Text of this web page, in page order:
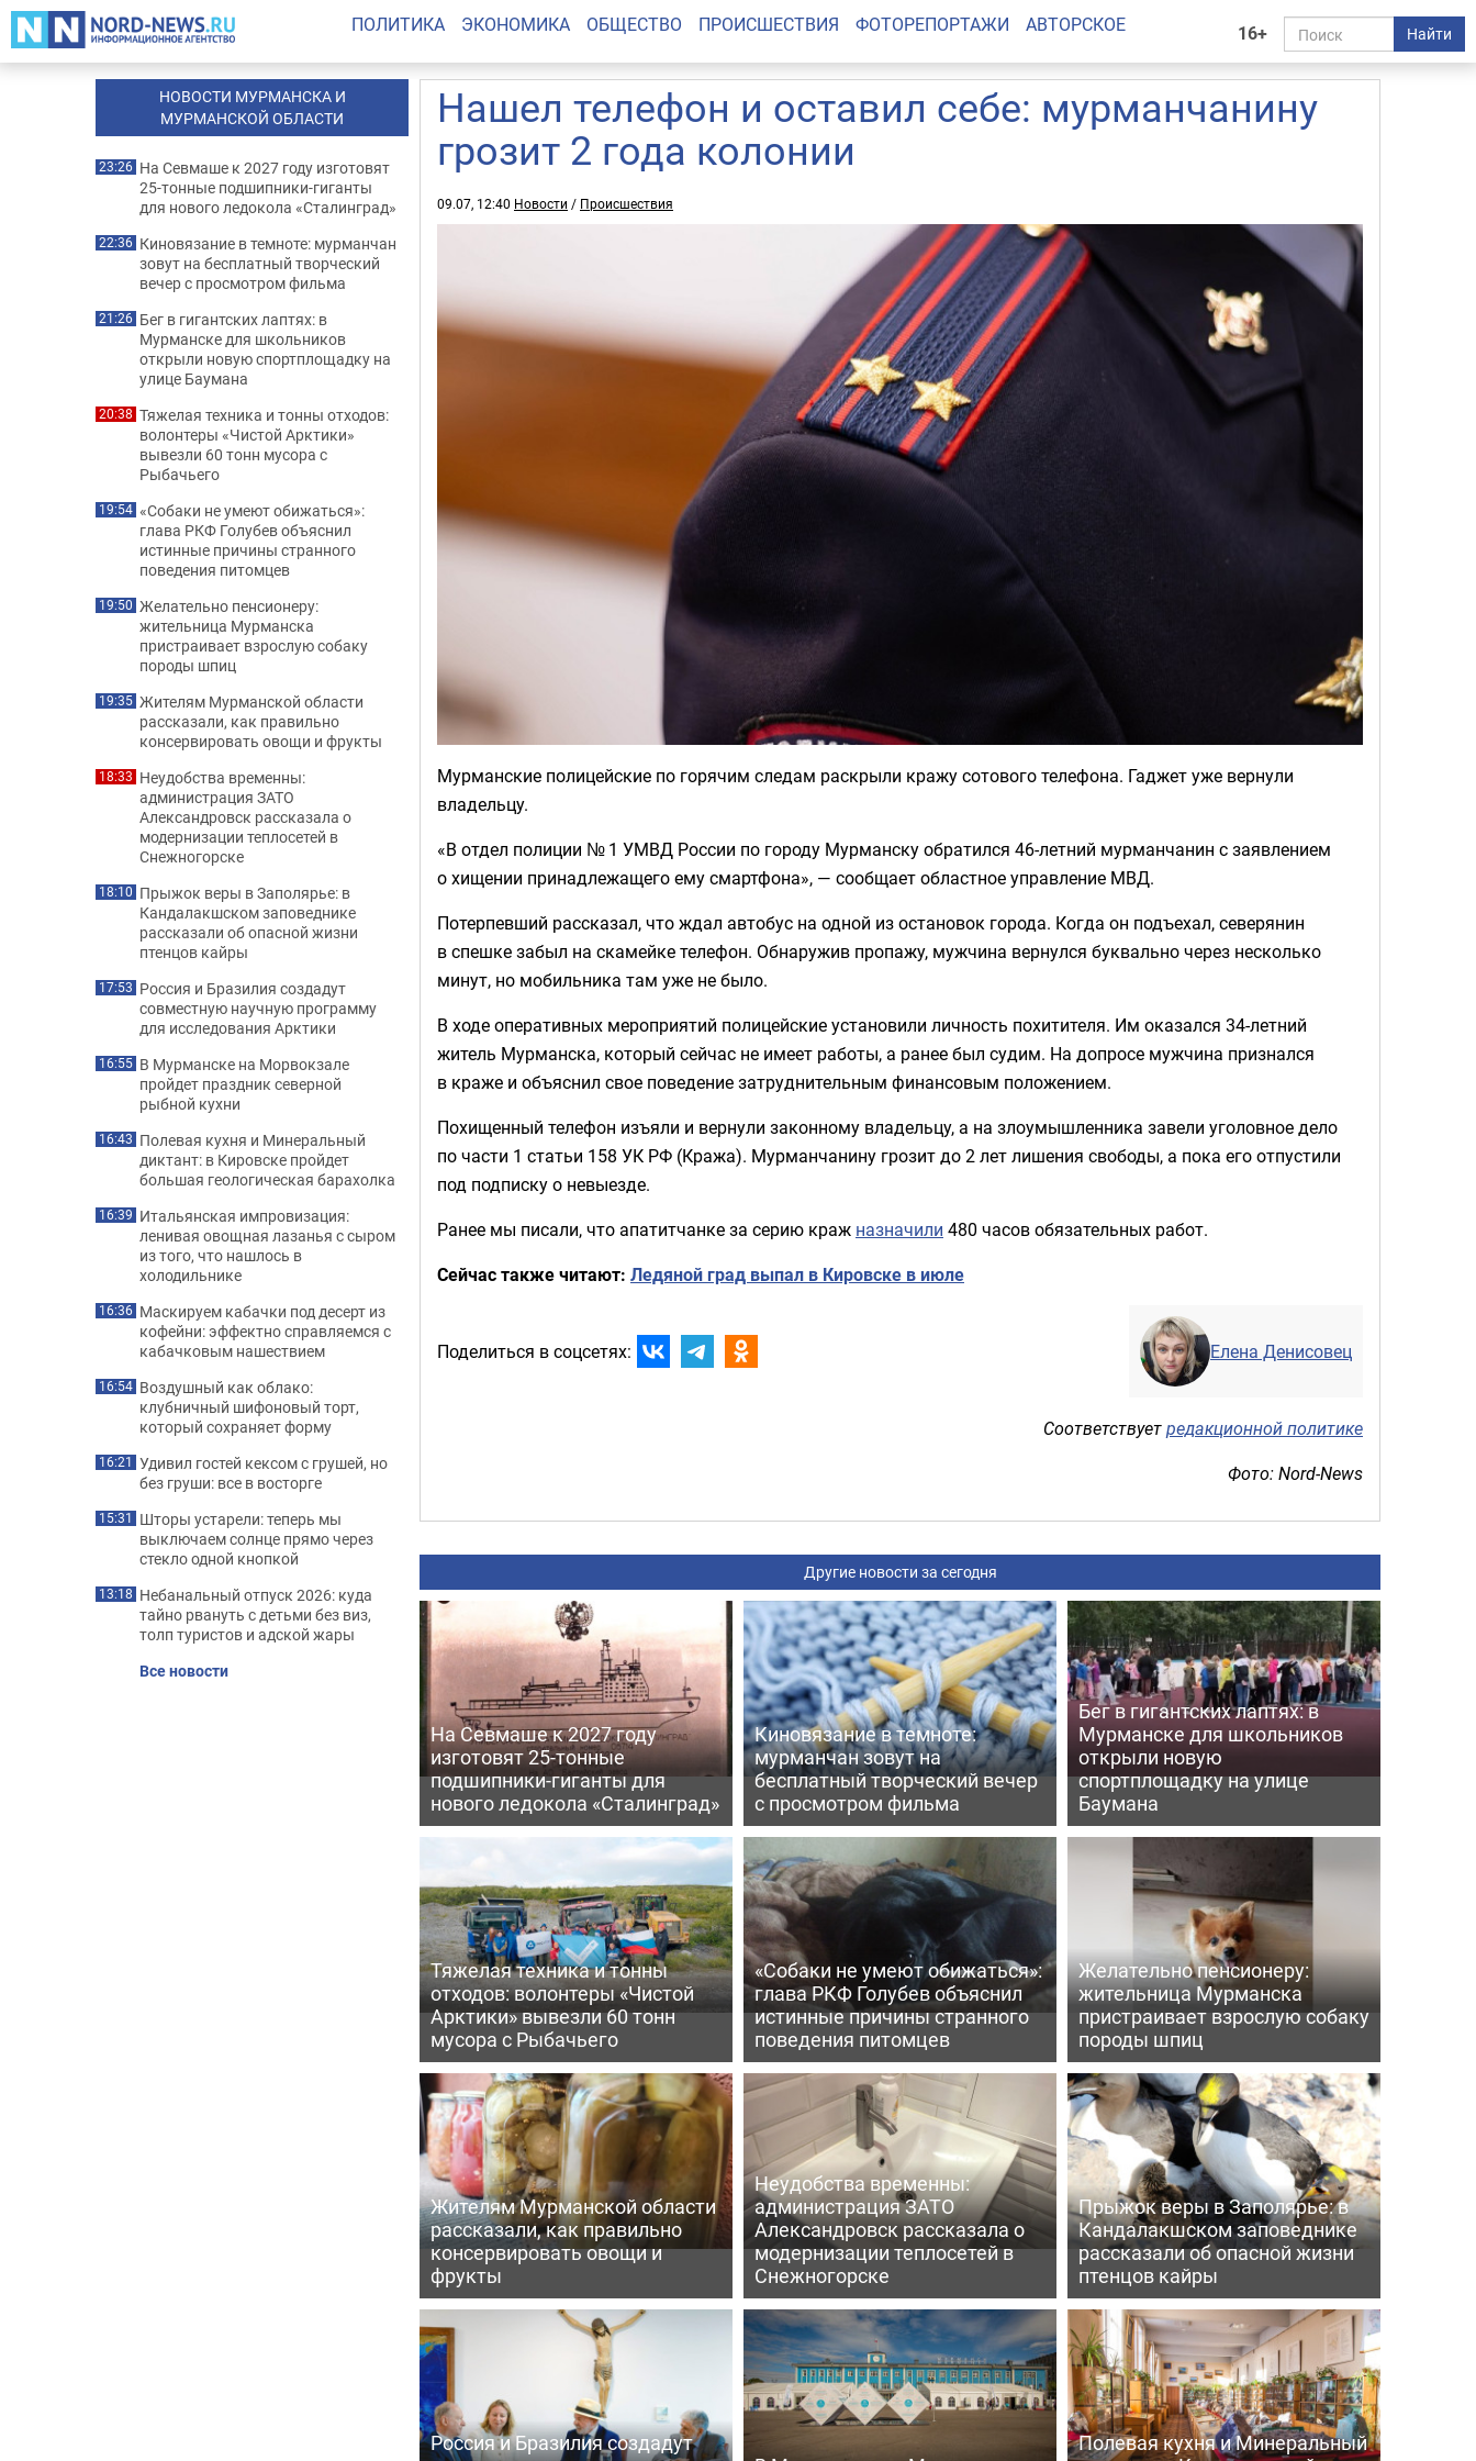
16+ Найти
ПОЛИТИКА ЭКОНОМИКА ОБЩЕСТВО ПРОИСШЕСТВИЯ ФОТОРЕПОРТАЖИ АВТОРСКОЕ
Нашел телефон и оставил себе: мурманчанину
грозит 2 года колонии
09.07, 12:40 Новости / Происшествия
Мурманские полицейские по горячим следам раскрыли кражу сотового телефона. Гаджет уже вернули
владельцу.
«В отдел полиции № 1 УМВД России по городу Мурманску обратился 46-летний мурманчанин с заявлением
о хищении принадлежащего ему смартфона», — сообщает областное управление МВД.
Потерпевший рассказал, что ждал автобус на одной из остановок города. Когда он подъехал, северянин
в спешке забыл на скамейке телефон. Обнаружив пропажу, мужчина вернулся буквально через несколько
минут, но мобильника там уже не было.
В ходе оперативных мероприятий полицейские установили личность похитителя. Им оказался 34-летний
житель Мурманска, который сейчас не имеет работы, а ранее был судим. На допросе мужчина признался
в краже и объяснил свое поведение затруднительным финансовым положением.
Похищенный телефон изъяли и вернули законному владельцу, а на злоумышленника завели уголовное дело
по части 1 статьи 158 УК РФ (Кража). Мурманчанину грозит до 2 лет лишения свободы, а пока его отпустили
под подписку о невыезде.
Ранее мы писали, что апатитчанке за серию краж назначили 480 часов обязательных работ.
Сейчас также читают: Ледяной град выпал в Кировске в июле
Поделиться в соцсетях: Елена Денисовец
Соответствуетредакционной политике
Фото: Nord-News
Другие новости за сегодня
На Севмаше к 2027 году
изготовят 25-тонные
подшипники-гиганты для
нового ледокола «Сталинград»
Киновязание в темноте:
мурманчан зовут на
бесплатный творческий вечер
с просмотром фильма
Бег в гигантских лаптях: в
Мурманске для школьников
открыли новую
спортплощадку на улице
Баумана
Тяжелая техника и тонны
отходов: волонтеры «Чистой
Арктики» вывезли 60 тонн
мусора с Рыбачьего
«Собаки не умеют обижаться»:
глава РКФ Голубев объяснил
истинные причины странного
поведения питомцев
Желательно пенсионеру:
жительница Мурманска
пристраивает взрослую собаку
породы шпиц
Жителям Мурманской области
рассказали, как правильно
консервировать овощи и
фрукты
Неудобства временны:
администрация ЗАТО
Александровск рассказала о
модернизации теплосетей в
Снежногорске
Прыжок веры в Заполярье: в
Кандалакшском заповеднике
рассказали об опасной жизни
птенцов кайры
Россия и Бразилия создадут
Полевая кухня и Минеральный
НОВОСТИ МУРМАНСКА И
МУРМАНСКОЙ ОБЛАСТИ
23:26 На Севмаше к 2027 году изготовят
25-тонные подшипники-гиганты
для нового ледокола «Сталинград»
22:36 Киновязание в темноте: мурманчан
зовут на бесплатный творческий
вечер с просмотром фильма
21:26 Бег в гигантских лаптях: в
Мурманске для школьников
открыли новую спортплощадку на
улице Баумана
20:38 Тяжелая техника и тонны отходов:
волонтеры «Чистой Арктики»
вывезли 60 тонн мусора с
Рыбачьего
19:54 «Собаки не умеют обижаться»:
глава РКФ Голубев объяснил
истинные причины странного
поведения питомцев
19:50 Желательно пенсионеру:
жительница Мурманска
пристраивает взрослую собаку
породы шпиц
19:35 Жителям Мурманской области
рассказали, как правильно
консервировать овощи и фрукты
18:33 Неудобства временны:
администрация ЗАТО
Александровск рассказала о
модернизации теплосетей в
Снежногорске
18:10 Прыжок веры в Заполярье: в
Кандалакшском заповеднике
рассказали об опасной жизни
птенцов кайры
17:53 Россия и Бразилия создадут
совместную научную программу
для исследования Арктики
16:55 В Мурманске на Морвокзале
пройдет праздник северной
рыбной кухни
16:43 Полевая кухня и Минеральный
диктант: в Кировске пройдет
большая геологическая барахолка
16:39 Итальянская импровизация:
ленивая овощная лазанья с сыром
из того, что нашлось в
холодильнике
16:36 Маскируем кабачки под десерт из
кофейни: эффектно справляемся с
кабачковым нашествием
16:54 Воздушный как облако:
клубничный шифоновый торт,
который сохраняет форму
16:21 Удивил гостей кексом с грушей, но
без груши: все в восторге
15:31 Шторы устарели: теперь мы
выключаем солнце прямо через
стекло одной кнопкой
13:18 Небанальный отпуск 2026: куда
тайно рвануть с детьми без виз,
толп туристов и адской жары
Все новости